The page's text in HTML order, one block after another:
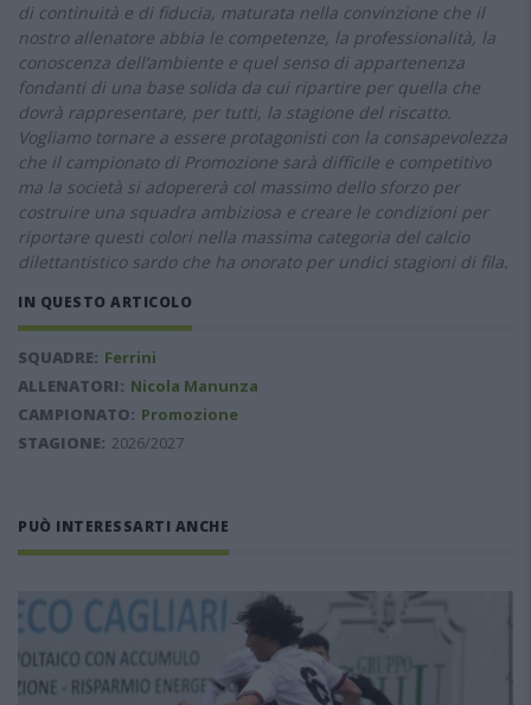
di continuità e di fiducia, maturata nella convinzione che il
nostro allenatore abbia le competenze, la professionalità, la
conoscenza dell’ambiente e quel senso di appartenenza
fondanti di una base solida da cui ripartire per quella che
dovrà rappresentare, per tutti, la stagione del riscatto.
Vogliamo tornare a essere protagonisti con la consapevolezza
che il campionato di Promozione sarà difficile e competitivo
ma la società si adopererà col massimo dello sforzo per
costruire una squadra ambiziosa e creare le condizioni per
riportare questi colori nella massima categoria del calcio
dilettantistico sardo che ha onorato per undici stagioni di fila.
IN QUESTO ARTICOLO
SQUADRE: Ferrini
ALLENATORI: Nicola Manunza
CAMPIONATO: Promozione
STAGIONE: 2026/2027
PUÒ INTERESSARTI ANCHE